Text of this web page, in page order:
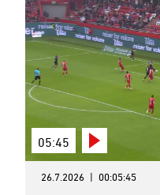
05:45
26.7.2026 | 00:05:45